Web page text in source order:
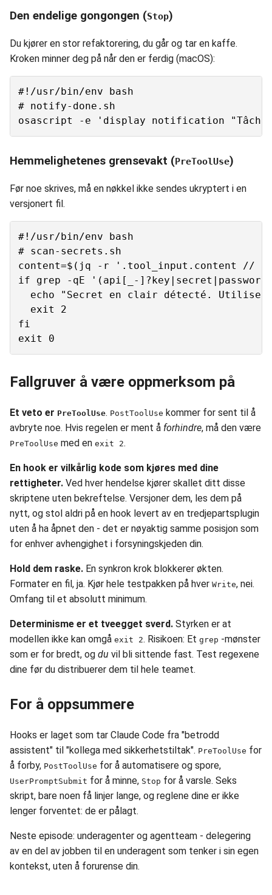
Den endelige gongongen (Stop)
Du kjører en stor refaktorering, du går og tar en kaffe.
Kroken minner deg på når den er ferdig (macOS):
#!/usr/bin/env bash
# notify-done.sh
Hemmelighetenes grensevakt (PreToolUse)
Før noe skrives, må en nøkkel ikke sendes ukryptert i en
versjonert fil.
#!/usr/bin/env bash
# scan-secrets.sh
content=$(jq -r '.tool_input.content //
if grep -qE '(api[_-
echo "Secret en clair détecté. Utilise
  exit 2
fi
Fallgruver å være oppmerksom på
Et veto er PreToolUse. PostToolUse kommer for sent til å
avbryte noe. Hvis regelen er ment å forhindre, må den være
PreToolUse med en exit 2.
En hook er vilkårlig kode som kjøres med dine
rettigheter. Ved hver hendelse kjører skallet ditt disse
skriptene uten bekreftelse. Versjoner dem, les dem på
nytt, og stol aldri på en hook levert av en tredjepartsplugin
uten å ha åpnet den - det er nøyaktig samme posisjon som
for enhver avhengighet i forsyningskjeden din.
Hold dem raske. En synkron krok blokkerer økten.
Formater en fil, ja. Kjør hele testpakken på hver Write, nei.
Omfang til et absolutt minimum.
Determinisme er et tveegget sverd. Styrken er at
modellen ikke kan omgå exit 2. Risikoen: Et grep -mønster
som er for bredt, og du vil bli sittende fast. Test regexene
dine før du distribuerer dem til hele teamet.
For å oppsummere
Hooks er laget som tar Claude Code fra "betrodd
assistent" til "kollega med sikkerhetstiltak". PreToolUse for
å forby, PostToolUse for å automatisere og spore,
UserPromptSubmit for å minne, Stop for å varsle. Seks
skript, bare noen få linjer lange, og reglene dine er ikke
lenger forventet: de er pålagt.
Neste episode: underagenter og agentteam - delegering
av en del av jobben til en underagent som tenker i sin egen
kontekst, uten å forurense din.